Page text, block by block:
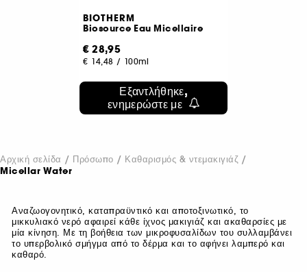
BIOTHERM
Biosource Eau Micellaire
€ 28,95
€ 14,48 / 100ml
Εξαντλήθηκε,
ενημερώστε με
Αρχική σελίδα Πρόσωπο Καθαρισμός & ντεμακιγιάζ
Micellar Water
Αναζωογονητικό, καταπραϋντικό και αποτοξινωτικό, το
μικκυλιακό νερό αφαιρεί κάθε ίχνος μακιγιάζ και ακαθαρσίες με
μία κίνηση. Με τη βοήθεια των μικροφυσαλίδων του συλλαμβάνει
το υπερβολικό σμήγμα από το δέρμα και το αφήνει λαμπερό και
καθαρό.